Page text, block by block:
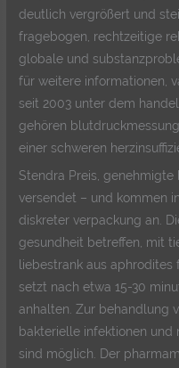
deutlich vergrößert und
fragebogen, rechtzeitige
globale und
für weitere informationen,
seit 2003 unter dem
gehören
einer schweren
Stendra Preis,
versendet – und kommen
diskreter verpackung an.
gesundheit betreffen, mit
liebestrank aus
setzt nach etwa 15-30
anhalten. Zur behandlung
bakterielle infektionen
sind möglich. Der